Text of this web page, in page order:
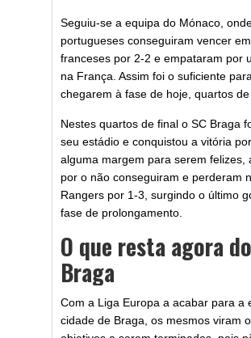
Seguiu-se a equipa do Mónaco,
portugueses conseguiram vencer
franceses por 2-2 e empataram por
na França. Assim foi o suficiente para
chegarem à fase de hoje, quartos de
Nestes quartos de final o SC Braga
seu estádio e conquistou a vitória
alguma margem para serem felizes,
por o não conseguiram e perderam
Rangers por 1-3, surgindo o último
fase de prolongamento.
O que resta agora
Braga
Com a Liga Europa a acabar para a
cidade de Braga, os mesmos viram